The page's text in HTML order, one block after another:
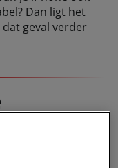
Dan ligt het
geval verder
je